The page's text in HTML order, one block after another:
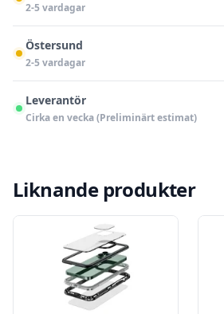
2-5 vardagar
Östersund
2-5 vardagar
Leverantör
Cirka en vecka (Preliminärt estimat)
Liknande produkter